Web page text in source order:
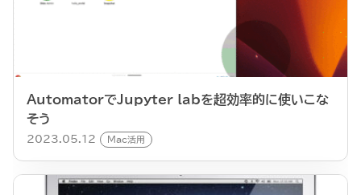
AutomatorでJupyter labを超効率的に使いこな
そう
2023.05.12 Mac活用